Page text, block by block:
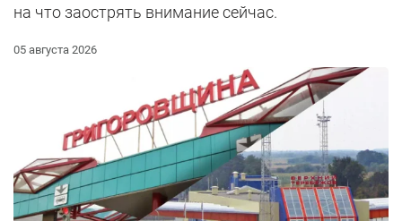
на что заострять внимание сейчас.
05 августа 2026